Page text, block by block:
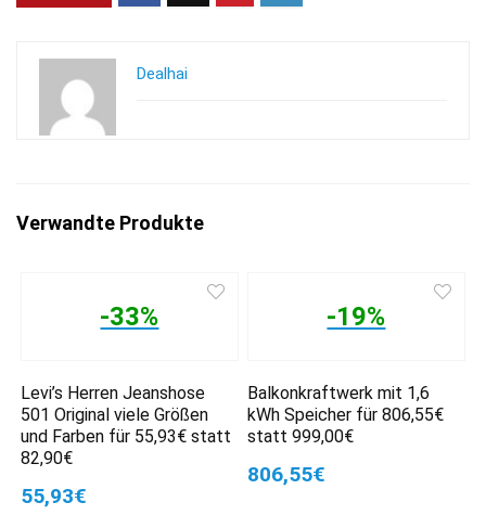
Dealhai
Verwandte Produkte
-33%
Levi’s Herren Jeanshose
501 Original viele Größen
und Farben für 55,93€ statt
82,90€
55,93€
-19%
Balkonkraftwerk mit 1,6
kWh Speicher für 806,55€
statt 999,00€
806,55€